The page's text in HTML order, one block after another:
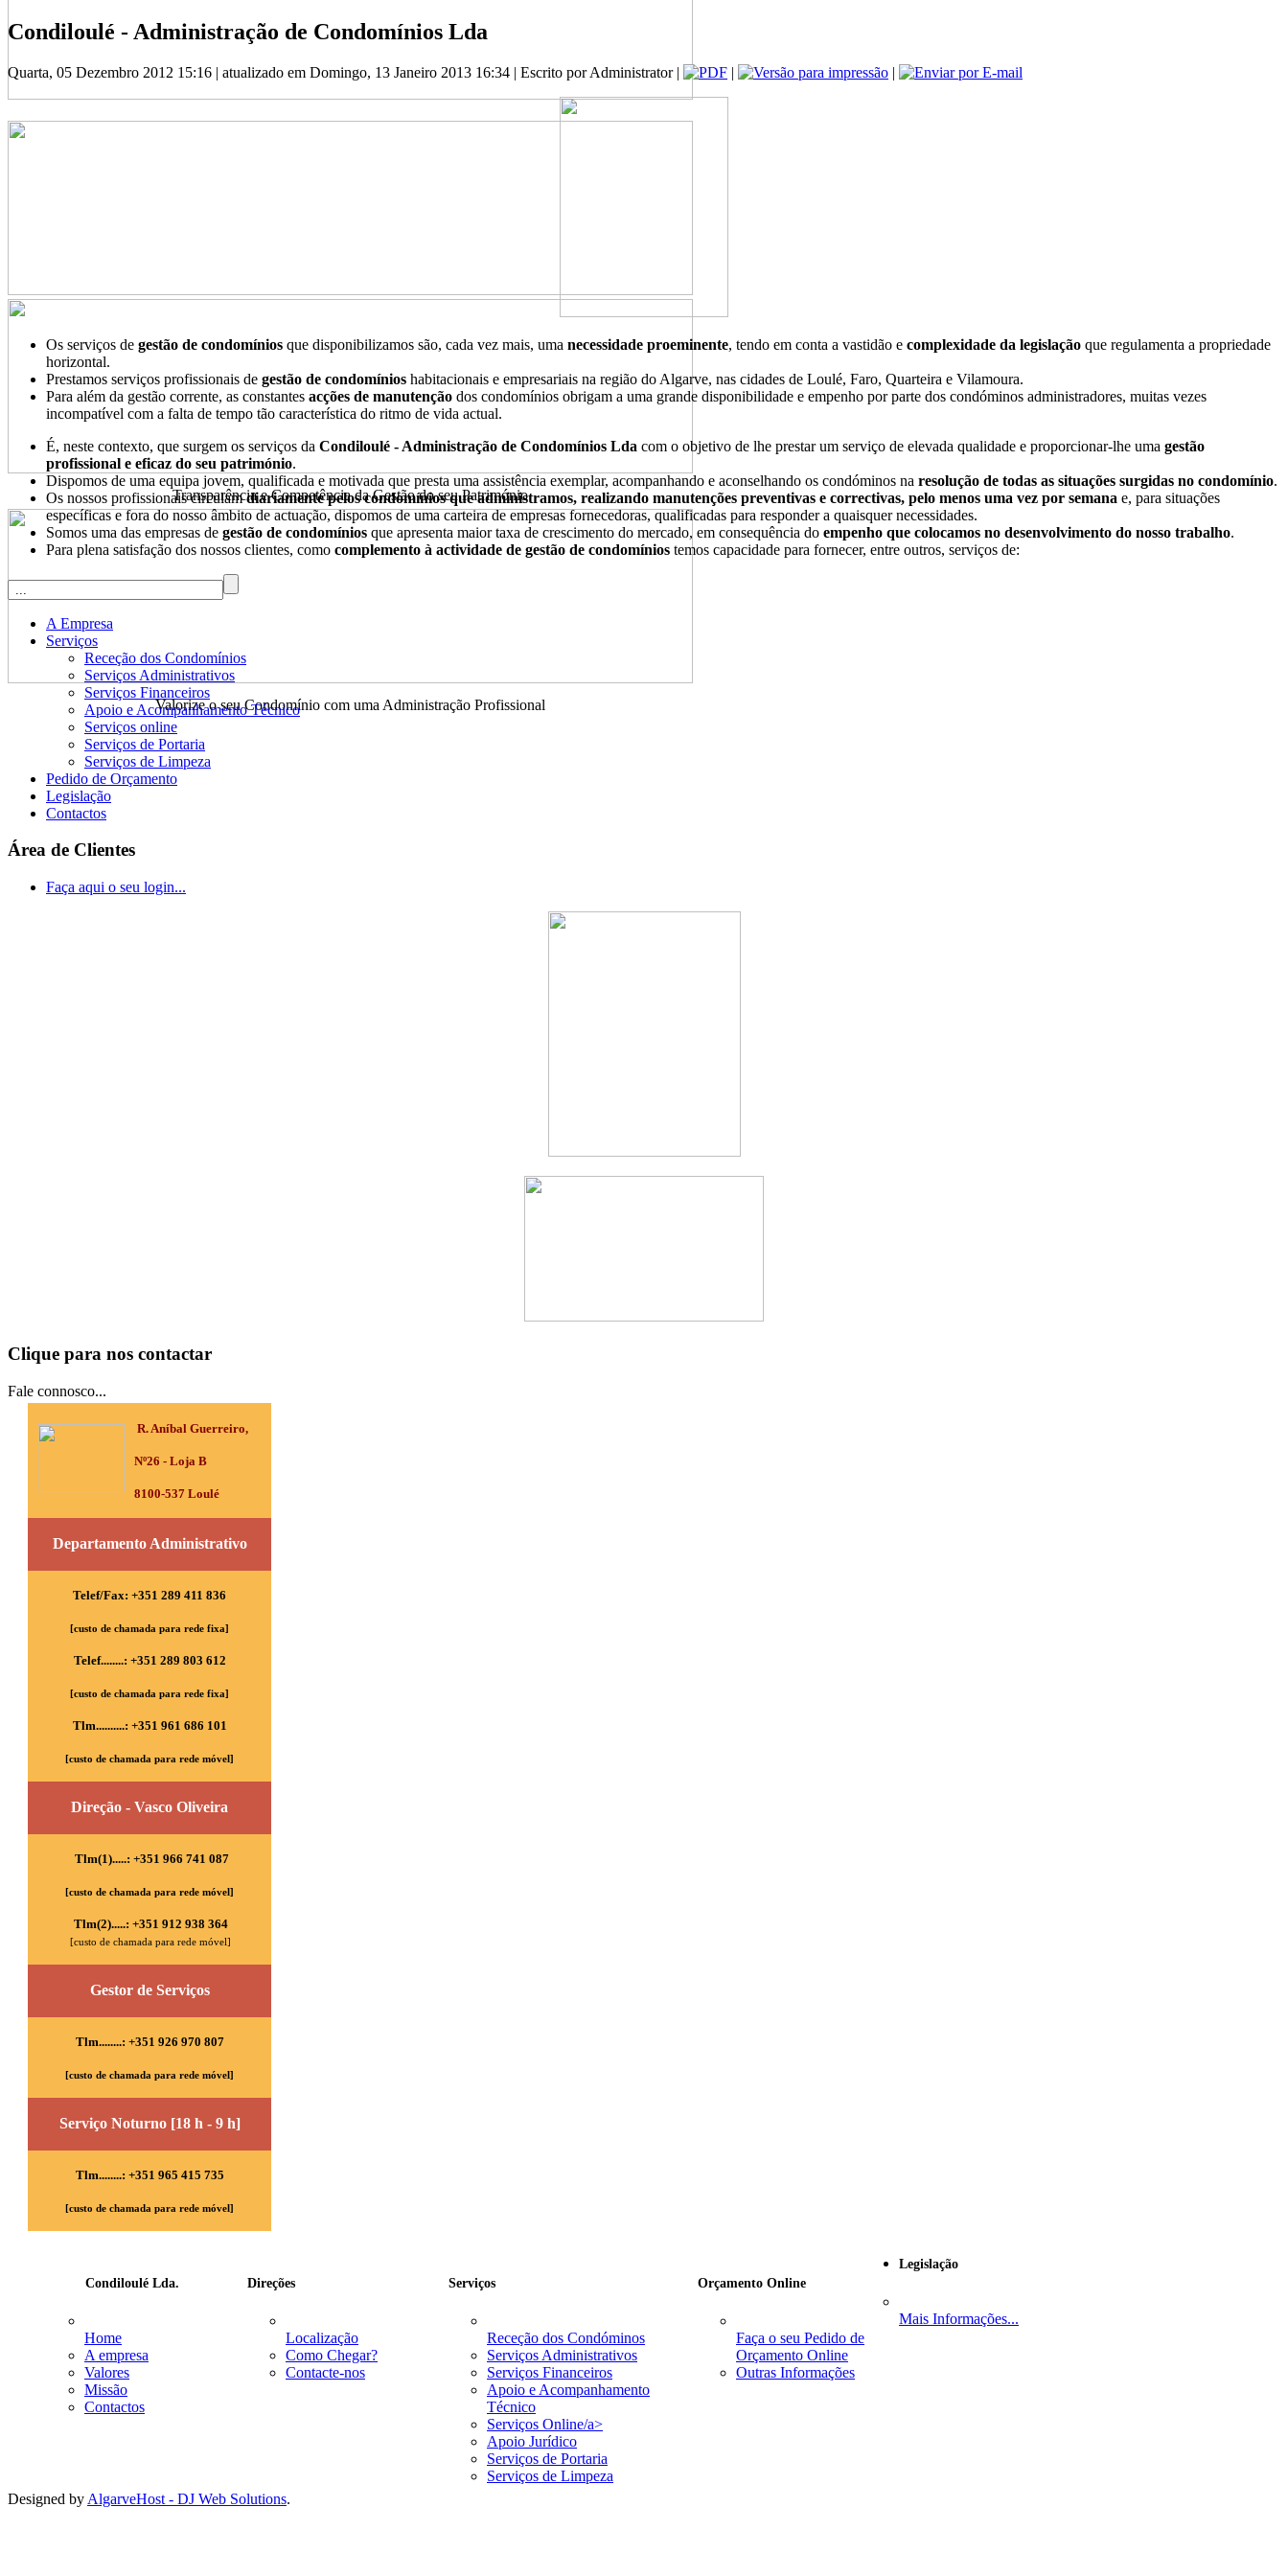
Transparência e Competência da Gestão do seu Património
Valorize o seu Condomínio com uma Administração Profissional
Condiloulé - Administração de Condomínios Lda
Quarta, 05 Dezembro 2012 15:16 | atualizado em Domingo, 13 Janeiro 2013 16:34 | Escrito por Administrator| | |
Os serviços de gestão de condomínios que disponibilizamos são, cada vez mais, uma necessidade proeminente, tendo em conta a vastidão e complexidade da legislação que regulamenta a propriedade
horizontal.
Prestamos serviços profissionais de gestão de condomínios habitacionais e empresariais na região do Algarve, nas cidades de Loulé, Faro, Quarteira e Vilamoura.
Para além da gestão corrente, as constantes acções de manutenção dos condomínios obrigam a uma grande disponibilidade e empenho por parte dos condóminos administradores, muitas vezes
incompatível com a falta de tempo tão característica do ritmo de vida actual.
É, neste contexto, que surgem os serviços da Condiloulé - Administração de Condomínios Lda com o objetivo de lhe prestar um serviço de elevada qualidade e proporcionar-lhe uma gestão
profissional e eficaz do seu património.
Dispomos de uma equipa jovem, qualificada e motivada que presta uma assistência exemplar, acompanhando e aconselhando os condóminos na resolução de todas as situações surgidas no condomínio.
Os nossos profissionais circulamdiariamente pelos condomínios que administramos, realizando manutenções preventivas e correctivas, pelo menos uma vez por semana e, para situações
específicas e fora do nosso âmbito de actuação, dispomos de uma carteira de empresas fornecedoras, qualificadas para responder a quaisquer necessidades.
Somos uma das empresas de gestão de condomínios que apresenta maior taxa de crescimento do mercado, em consequência do empenho que colocamos no desenvolvimento do nosso trabalho.
Para plena satisfação dos nossos clientes, como complemento à actividade de gestão de condomínios temos capacidade para fornecer, entre outros, serviços de:
A Empresa
Serviços
Receção dos Condomínios
Serviços Administrativos
Serviços Financeiros
Apoio e Acompanhamento Técnico
Serviços online
Serviços de Portaria
Serviços de Limpeza
Pedido de Orçamento
Legislação
Contactos
Área de Clientes
Faça aqui o seu login...
Clique para nos contactar
Fale connosco...
R. Aníbal Guerreiro,
Nº26 - Loja B
8100-537 Loulé
Departamento Administrativo
Telef/Fax: +351 289 411 836
[custo de chamada para rede fixa]
Telef........: +351 289 803 612
[custo de chamada para rede fixa]
Tlm..........: +351 961 686 101
[custo de chamada para rede móvel]
Direção - Vasco Oliveira
Tlm(1).....: +351 966 741 087
[custo de chamada para rede móvel]
Tlm(2).....: +351 912 938 364
[custo de chamada para rede móvel]
Gestor de Serviços
Tlm........: +351 926 970 807
[custo de chamada para rede móvel]
Serviço Noturno [18 h - 9 h]
Tlm........: +351 965 415 735
[custo de chamada para rede móvel]
Condiloulé Lda.
Home
A empresa
Valores
Missão
Contactos
Direções
Localização
Como Chegar?
Contacte-nos
Serviços
Receção dos Condóminos
Serviços Administrativos
Serviços Financeiros
Apoio e Acompanhamento
Técnico
Serviços Online/a>
Apoio Jurídico
Serviços de Portaria
Serviços de Limpeza
Orçamento Online
Faça o seu Pedido de
Orçamento Online
Outras Informações
Legislação
Mais Informações...
Designed by AlgarveHost - DJ Web Solutions.